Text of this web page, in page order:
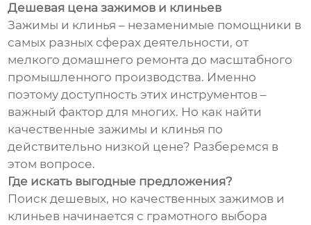
Дешевая цена зажимов и клиньев
Зажимы и клинья – незаменимые помощники в
самых разных сферах деятельности, от
мелкого домашнего ремонта до масштабного
промышленного производства. Именно
поэтому доступность этих инструментов –
важный фактор для многих. Но как найти
качественные зажимы и клинья по
действительно низкой цене? Разберемся в
этом вопросе.
Где искать выгодные предложения?
Поиск дешевых, но качественных зажимов и
клиньев начинается с грамотного выбора